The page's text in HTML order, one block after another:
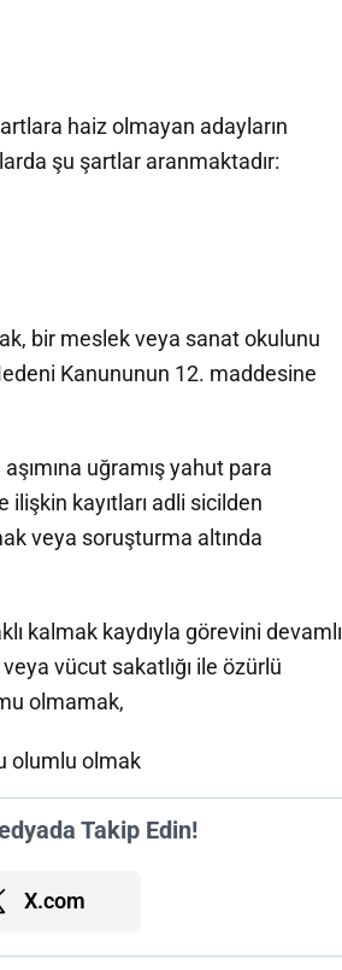
haiz olmayan adayların
şu şartlar aranmaktadır:
bir meslek veya sanat okulunu
Kanununun 12. maddesine
uğramış yahut para
kayıtları adli sicilden
veya soruşturma altında
kalmak kaydıyla görevini devamlı
vücut sakatlığı ile özürlü
olmamak,
olumlu olmak
Takip Edin!
X.com